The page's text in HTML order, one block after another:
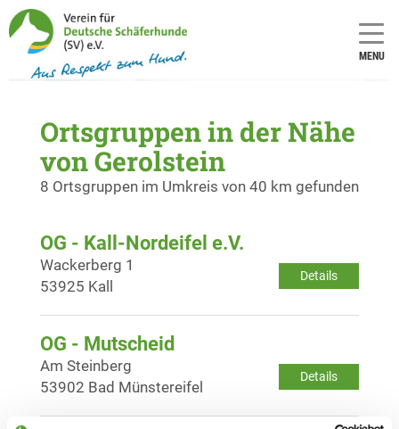
MENU
Ortsgruppen in der Nähe
von Gerolstein
8 Ortsgruppen im Umkreis von 40 km gefunden
OG - Kall-Nordeifel e.V.
Details
Wackerberg 1
53925 Kall
OG - Mutscheid
Details
Am Steinberg
53902 Bad Münstereifel